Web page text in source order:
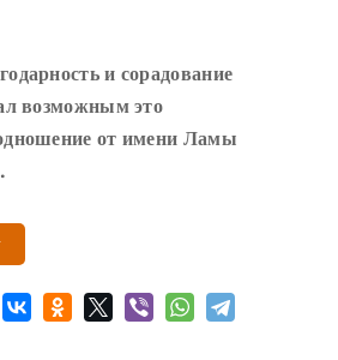
и сорадование
возможным это
от имени Ламы
.